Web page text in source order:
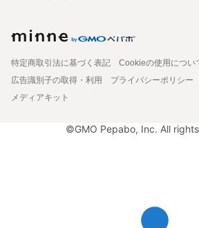
特定商取引法に基づく表記
Cookieの使用につい
広告識別子の取得・利用
プライバシーポリシー
メディアキット
©GMO Pepabo, Inc. All